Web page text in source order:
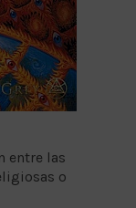
entre las
o